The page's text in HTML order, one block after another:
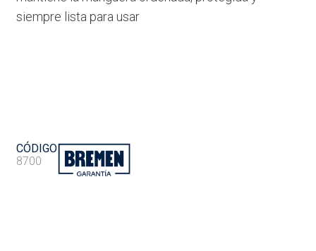
siempre lista para usar
CÓDIGO
8700